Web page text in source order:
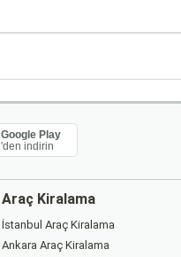
Google Play
'den indirin
Araç Kiralama
İstanbul Araç Kiralama
Ankara Araç Kiralama